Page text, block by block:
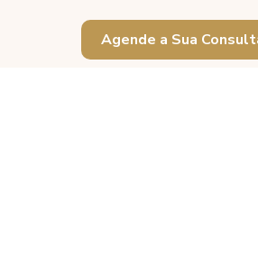
Agende a Sua